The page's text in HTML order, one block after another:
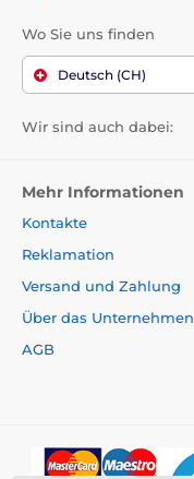
Wo Sie uns finden
Deutsch (CH)
Wir sind auch dabei:
Mehr Informationen
Kontakte
Reklamation
Versand und Zahlung
Über das Unternehmen
AGB